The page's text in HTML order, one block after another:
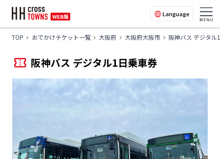
Language
TOP おでかけチケット一覧 大阪府 大阪府大阪市 阪神バス デジタル
阪神バス デジタル1日乗車券